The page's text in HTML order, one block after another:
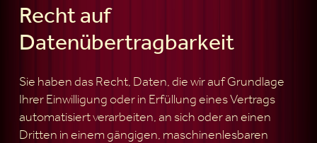
Recht auf
Datenübertragbarkeit
Sie haben das Recht, Daten, die wir auf Grundlage
Ihrer Einwilligung oder in Erfüllung eines Vertrags
automatisiert verarbeiten, an sich oder an einen
Dritten in einem gängigen, maschinenlesbaren